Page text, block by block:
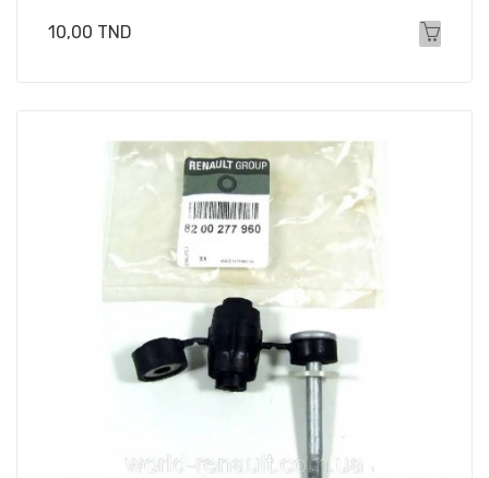
Prix
10,00 TND